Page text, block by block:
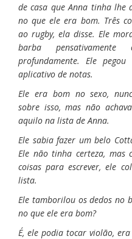
de casa que Anna tinha lhe
no que ele era bom. Três
ao rugby, ela disse. Ele
barba pensativamente
profundamente. Ele
aplicativo de notas.
Ele era bom no sexo,
sobre isso, mas não
aquilo na lista de Anna.
Ele sabia fazer um belo
Ele não tinha certeza,
coisas para escrever, ele
lista.
Ele tamborilou os dedos no
no que ele era bom?
É, ele podia tocar violão,